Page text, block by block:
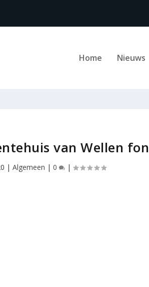
Home Nieuws
van Wellen
|Algemeen |0 |